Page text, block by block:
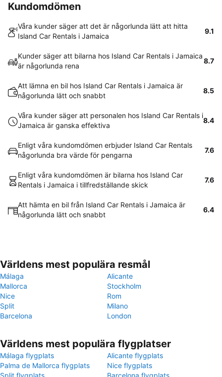
Kundomdömen
Våra kunder säger att det är någorlunda lätt att hitta
Island Car Rentals i Jamaica
9.1
Kunder säger att bilarna hos Island Car Rentals i Jamaica
är någorlunda rena
8.7
Att lämna en bil hos Island Car Rentals i Jamaica är
någorlunda lätt och snabbt
8.5
Våra kunder säger att personalen hos Island Car Rentals i
Jamaica är ganska effektiva
8.4
Enligt våra kundomdömen erbjuder Island Car Rentals
någorlunda bra värde för pengarna
7.6
Enligt våra kundomdömen är bilarna hos Island Car
Rentals i Jamaica i tillfredställande skick
7.6
Att hämta en bil från Island Car Rentals i Jamaica är
någorlunda lätt och snabbt
6.4
Världens mest populära resmål
Málaga
Alicante
Mallorca
Stockholm
Nice
Rom
Split
Milano
Barcelona
London
Världens mest populära flygplatser
Málaga flygplats
Alicante flygplats
Palma de Mallorca flygplats
Nice flygplats
Split flygplats
Barcelona flygplats